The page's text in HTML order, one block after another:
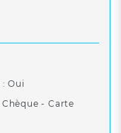
Oui
- Carte